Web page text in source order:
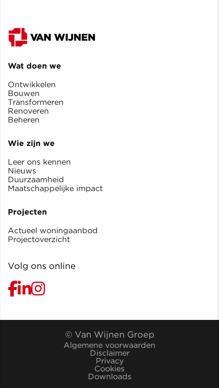
Wat doen we
Ontwikkelen
Bouwen
Transformeren
Renoveren
Beheren
Wie zijn we
Leer ons kennen
Nieuws
Duurzaamheid
Maatschappelijke impact
Projecten
Actueel woningaanbod
Projectoverzicht
Volg ons online
© Van Wijnen Groep
Algemene voorwaarden
Disclaimer
Privacy
Cookies
Downloads